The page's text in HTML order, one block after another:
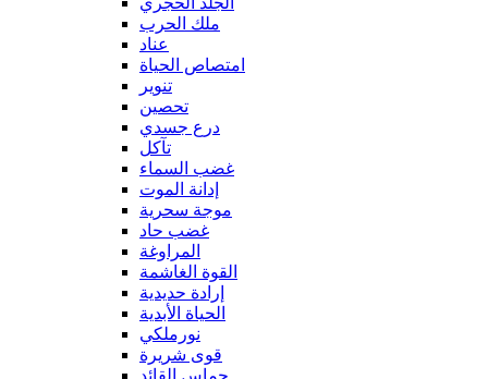
ملك الحرب
عناد
امتصاص الحياة
تنوير
تحصين
درع جسدي
تآكل
غضب السماء
إدانة الموت
موجة سحرية
غضب حاد
المراوغة
القوة الغاشمة
إرادة حديدية
الحياة الأبدية
نورملكي
قوى شريرة